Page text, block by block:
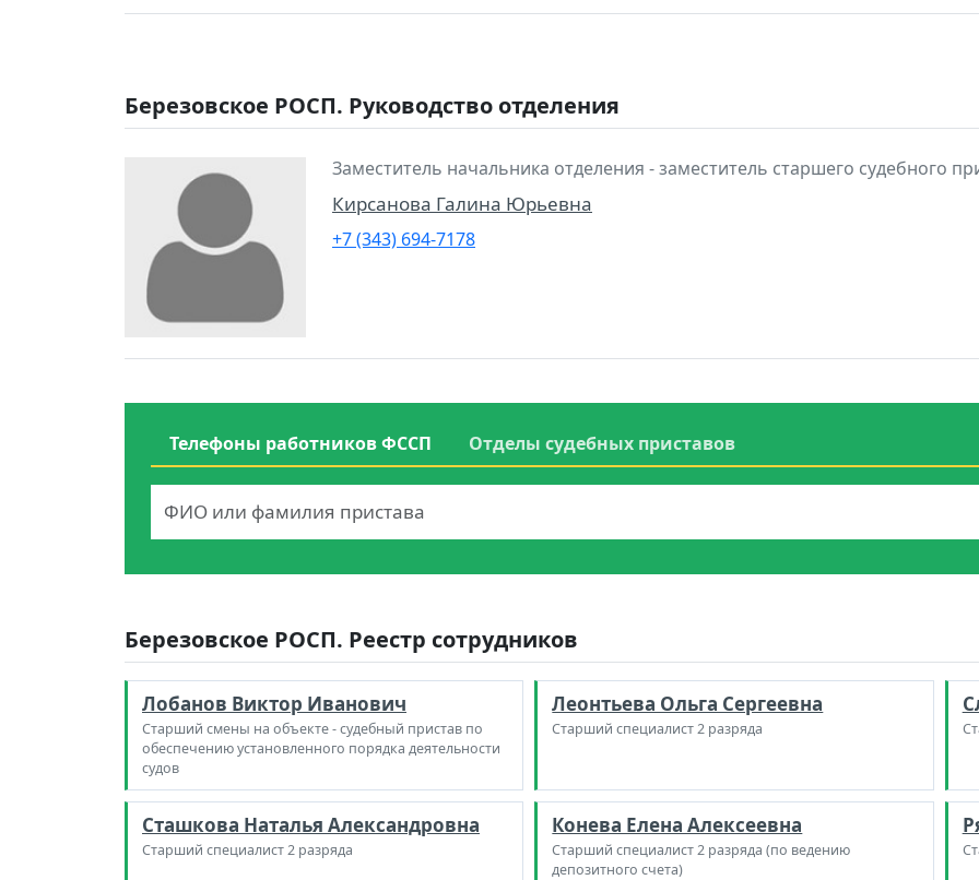
Березовское РОСП. Руководство отделения
Заместитель начальника отделения - заместитель старшего судебного
Кирсанова Галина Юрьевна
+7 (343) 694-7178
Телефоны работников ФССП Отделы судебных приставов
Березовское РОСП. Реестр сотрудников
Лобанов Виктор Иванович
Старший смены на объекте - судебный пристав по
обеспечению установленного порядка деятельности
судов
Леонтьева Ольга Сергеевна
Старший специалист 2 разряда
Сташкова Наталья Александровна
Старший специалист 2 разряда
Конева Елена Алексеевна
Старший специалист 2 разряда (по ведению
депозитного счета)